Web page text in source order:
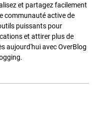
et partagez facilement
communauté active de
puissants pour
et attirer plus de
aujourd'hui avec OverBlog